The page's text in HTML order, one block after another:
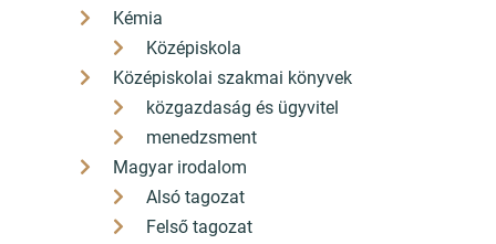
Kémia
Középiskola
Középiskolai szakmai könyvek
közgazdaság és ügyvitel
menedzsment
Magyar irodalom
Alsó tagozat
Felső tagozat